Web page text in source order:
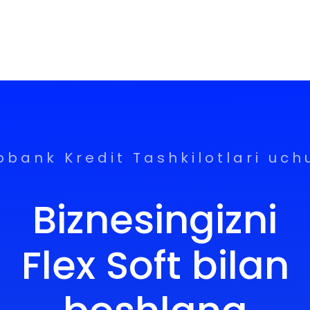
Kredit Tashkilotlari
Biznesingizni
Flex Soft bilan